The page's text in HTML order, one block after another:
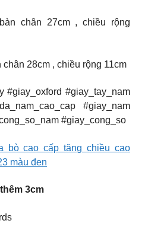
chân 27cm , chiều rộng
28cm , chiều rộng 11cm
#giay_oxford #giay_tay_nam
#giay_nam
#giay_cong_so
bò cao cấp tăng chiều cao
màu đen
3cm